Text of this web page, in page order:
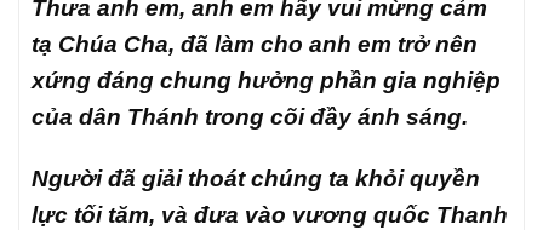
Thưa anh em, anh em hãy vui mừng cảm
tạ Chúa Cha, đã làm cho anh em trở nên
xứng đáng chung hưởng phần gia nghiệp
của dân Thánh trong cõi đầy ánh sáng.
Người đã giải thoát chúng ta khỏi quyền
lực tối tăm, và đưa vào vương quốc Thanh